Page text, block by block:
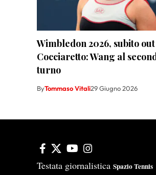
Wimbledon 2026, subito out
Cocciaretto: Wang al
turno
ByTommaso Vitali29 Giugno 2026
Testata giornalistica Spazio Tennis